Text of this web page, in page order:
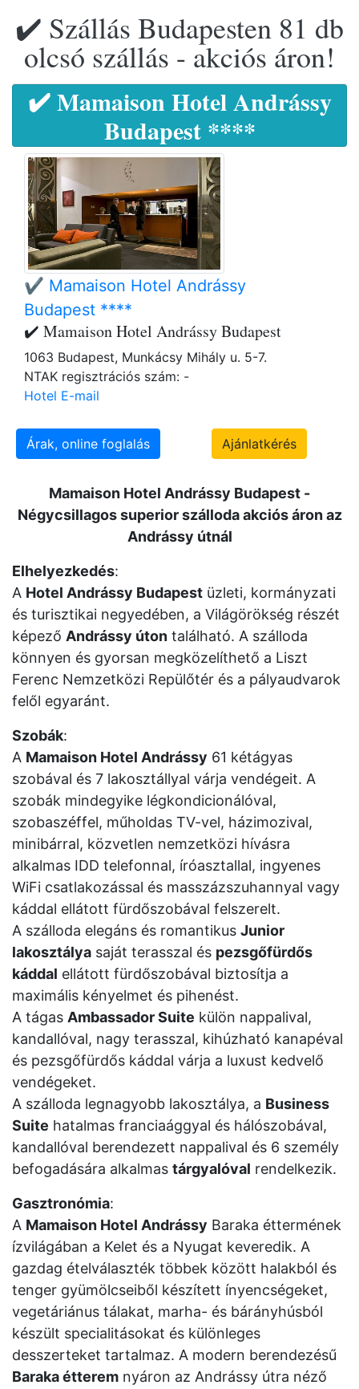
✔️ Szállás Budapesten 81 db
olcsó szállás - akciós áron!
✔️ Mamaison Hotel Andrássy
Budapest ****
✔️ Mamaison Hotel Andrássy
Budapest ****
✔️ Mamaison Hotel Andrássy Budapest
1063 Budapest, Munkácsy Mihály u. 5-7.
NTAK regisztrációs szám: -
Hotel E-mail
Árak, online foglalás Ajánlatkérés
Mamaison Hotel Andrássy Budapest -
Négycsillagos superior szálloda akciós áron az
Andrássy útnál
Elhelyezkedés:
A Hotel Andrássy Budapest üzleti, kormányzati
és turisztikai negyedében, a Világörökség részét
képező Andrássy úton található. A szálloda
könnyen és gyorsan megközelíthető a Liszt
Ferenc Nemzetközi Repülőtér és a pályaudvarok
felől egyaránt.
Szobák:
A Mamaison Hotel Andrássy 61 kétágyas
szobával és 7 lakosztállyal várja vendégeit. A
szobák mindegyike légkondicionálóval,
szobaszéffel, műholdas TV-vel, házimozival,
minibárral, közvetlen nemzetközi hívásra
alkalmas IDD telefonnal, íróasztallal, ingyenes
WiFi csatlakozással és masszázszuhannyal vagy
káddal ellátott fürdőszobával felszerelt.
A szálloda elegáns és romantikus Junior
lakosztálya saját terasszal és pezsgőfürdős
káddal ellátott fürdőszobával biztosítja a
maximális kényelmet és pihenést.
A tágas Ambassador Suite külön nappalival,
kandallóval, nagy terasszal, kihúzható kanapéval
és pezsgőfürdős káddal várja a luxust kedvelő
vendégeket.
A szálloda legnagyobb lakosztálya, a Business
Suite hatalmas franciaággyal és hálószobával,
kandallóval berendezett nappalival és 6 személy
befogadására alkalmas tárgyalóval rendelkezik.
Gasztronómia:
A Mamaison Hotel Andrássy Baraka éttermének
ízvilágában a Kelet és a Nyugat keveredik. A
gazdag ételválaszték többek között halakból és
tenger gyümölcseiből készített ínyencségeket,
vegetáriánus tálakat, marha- és bárányhúsból
készült specialitásokat és különleges
desszerteket tartalmaz. A modern berendezésű
Baraka étterem nyáron az Andrássy útra néző